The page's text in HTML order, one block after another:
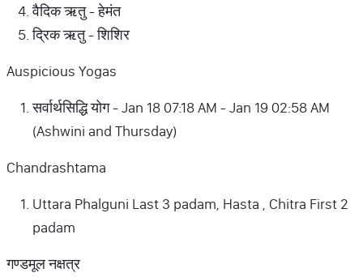
वैदिक ऋतु - हेमंत
द्रिक ऋतु - शिशिर
Auspicious Yogas
सर्वार्थसिद्धि योग - Jan 18 07:18 AM - Jan 19 02:58 AM
(Ashwini and Thursday)
Chandrashtama
Uttara Phalguni Last 3 padam, Hasta , Chitra First 2
padam
गण्डमूल नक्षत्र